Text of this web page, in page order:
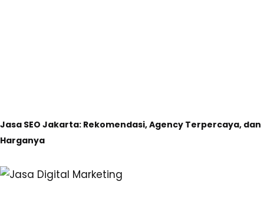
Jasa SEO Jakarta: Rekomendasi, Agency Terpercaya, dan
Harganya